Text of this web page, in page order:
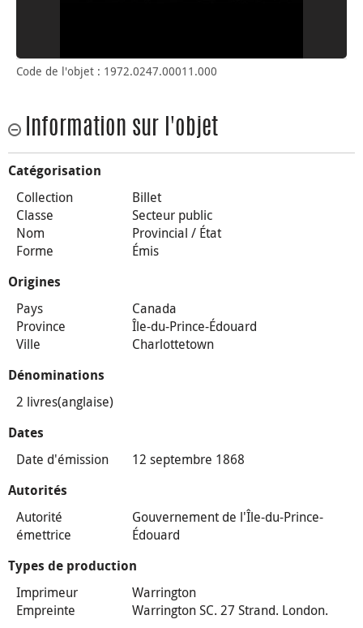
Code de l'objet : 1972.0247.00011.000
Information sur l'objet
Catégorisation
Collection
Billet
Classe
Secteur public
Nom
Provincial / État
Forme
Émis
Origines
Pays
Canada
Province
Île-du-Prince-Édouard
Ville
Charlottetown
Dénominations
2 livres(anglaise)
Dates
Date d'émission 12 septembre 1868
Autorités
Autorité
émettrice
Gouvernement de l'Île-du-Prince-
Édouard
Types de production
Imprimeur
Warrington
Empreinte
Warrington SC. 27 Strand. London.